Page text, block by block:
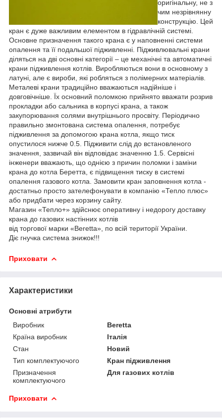
оригінальну, не з
чим незрівнянну
конструкцію. Цей
кран є дуже важливим елементом в гідравлічній системі.
Основне призначення такого крана є у наповненні системи
опалення та її подальшої підживленні. Підживлювальні крани
діляться на дві основні категорії – це механічні та автоматичні
крани підживлення котлів. Виробляються вони в основному з
латуні, але є вироби, які робляться з полімерних матеріалів.
Металеві крани традиційно вважаються надійніше і
довговічніше. Їх основний поломкою прийнято вважати розрив
прокладки або сальника в корпусі крана, а також
закупорювання солями внутрішнього просвіту. Періодично
правильно змонтована система опалення, потребує
підживлення за допомогою крана котла, якщо тиск
опустилося нижче 0.5. Підживити слід до встановленого
значення, зазвичай він відповідає значенню 1.5. Сервісні
інженери вважають, що однією з причин поломки і заміни
крана до котла Беретта, є підвищення тиску в системі
опалення газового котла. Замовити кран заповнення котла -
достатньо просто зателефонувати в компанію «Тепло плюс»
або придбати через корзину сайту.
Магазин «Тепло+» здійснює оперативну і недорогу доставку
крана до газових настінних котлів
від торгової марки «Beretta», по всій території України
Діє гнучка система знижок!!!
Приховати
Характеристики
Основні атрибути
Виробник
Beretta
Країна виробник
Італія
Стан
Новий
Тип комплектуючого
Кран підживлення
Призначення
комплектуючого
Для газових котлів
Приховати